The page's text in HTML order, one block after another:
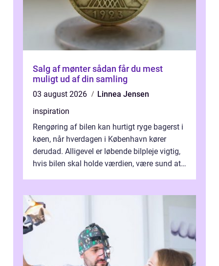
Salg af mønter sådan får du mest
muligt ud af din samling
03 august 2026
Linnea Jensen
inspiration
Rengøring af bilen kan hurtigt ryge bagerst i
køen, når hverdagen i København kører
derudad. Alligevel er løbende bilpleje vigtig,
hvis bilen skal holde værdien, være sund at